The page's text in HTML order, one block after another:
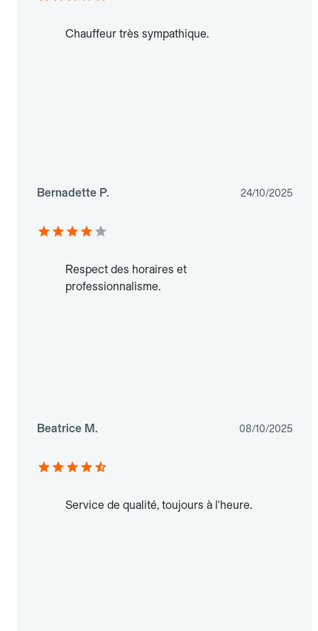
Chauffeur très sympathique.
Bernadette P. 24/10/2025
Respect des horaires et
professionnalisme.
Beatrice M. 08/10/2025
Service de qualité, toujours à l'heure.